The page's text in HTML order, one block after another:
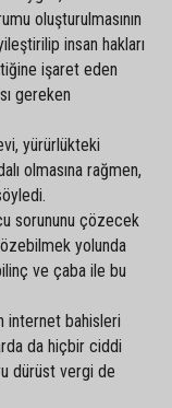
oluşturulmasının
insan hakları
işaret eden
gereken
yürürlükteki
olmasına rağmen,
sorununu çözecek
yolunda
ve çaba ile bu
internet bahisleri
da hiçbir ciddi
dürüst vergi de